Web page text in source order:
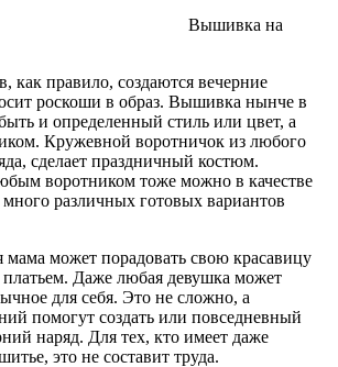
Вышивка на
как правило, создаются вечерние
роскоши в образ. Вышивка нынче в
и определенный стиль или цвет, а
Кружевной воротничок из любого
сделает праздничный костюм.
воротником тоже можно в качестве
различных готовых вариантов
может порадовать свою красавицу
Даже любая девушка может
для себя. Это не сложно, а
помогут создать или повседневный
наряд. Для тех, кто имеет даже
это не составит труда.